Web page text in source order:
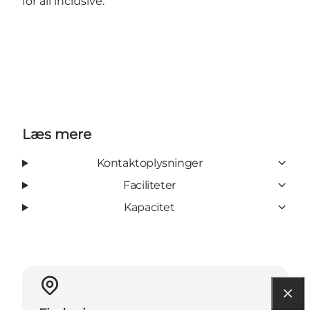
Læs mere
Kontaktoplysninger
Faciliteter
Kapacitet